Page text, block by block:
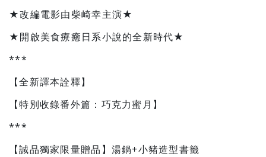
★改編電影由柴崎幸主演★
★開啟美食療癒日系小說的全新時代★
***
【全新譯本詮釋】
【特別收錄番外篇：巧克力蜜月】
***
【誠品獨家限量贈品】湯鍋+小豬造型書籤